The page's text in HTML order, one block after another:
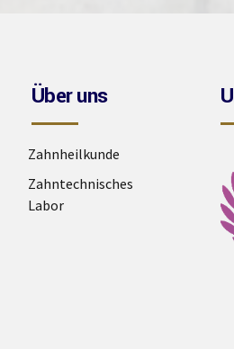
Über uns
Zahnheilkunde
Zahntechnisches
Labor